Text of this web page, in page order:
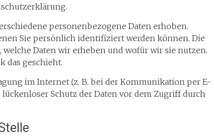
personenbezogene Daten erhoben.
Sie persönlich identifiziert werden können. Die
Daten wir erheben und wofür wir sie nutzen.
das geschieht.
im Internet (z. B. bei der Kommunikation per E-
Schutz der Daten vor dem Zugriff durch